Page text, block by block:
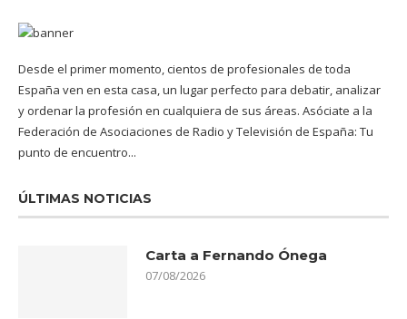
Desde el primer momento, cientos de profesionales de toda
España ven en esta casa, un lugar perfecto para debatir, analizar
y ordenar la profesión en cualquiera de sus áreas. Asóciate a la
Federación de Asociaciones de Radio y Televisión de España: Tu
punto de encuentro...
ÚLTIMAS NOTICIAS
Carta a Fernando Ónega
07/08/2026